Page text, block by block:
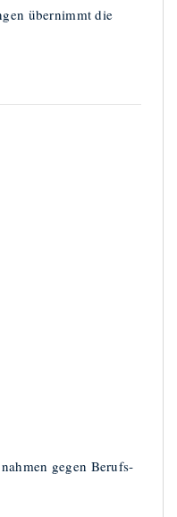
übernimmt die
gegen Berufs­